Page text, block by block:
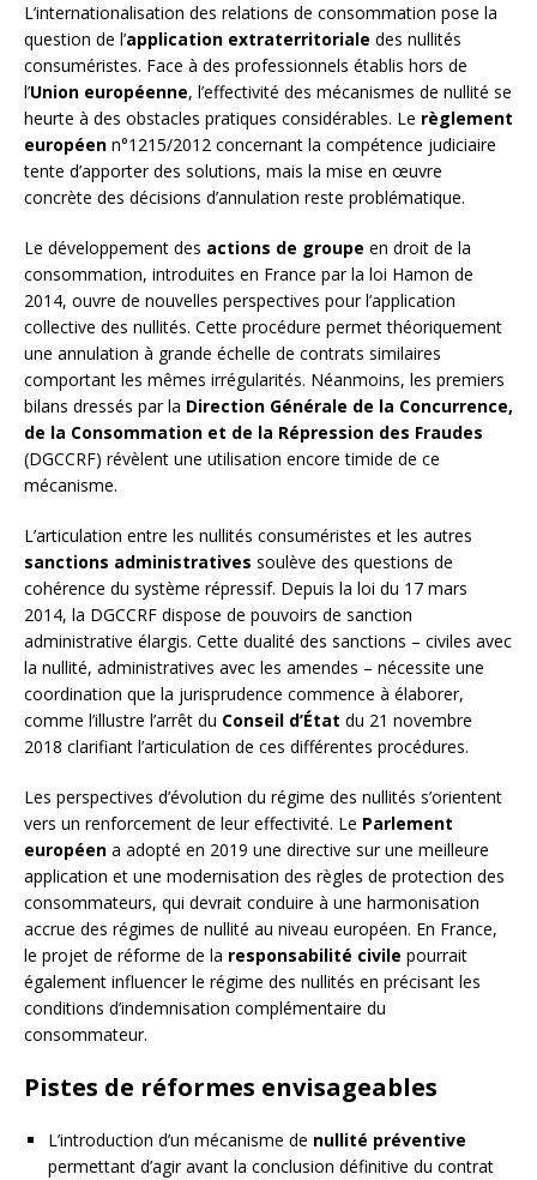
L’internationalisation des relations de consommation pose la
question de l’application extraterritoriale des nullités
consuméristes. Face à des professionnels établis hors de
l’Union européenne, l’effectivité des mécanismes de nullité se
heurte à des obstacles pratiques considérables. Le règlement
européen n°1215/2012 concernant la compétence judiciaire
tente d’apporter des solutions, mais la mise en œuvre
concrète des décisions d’annulation reste problématique.
Le développement des actions de groupe en droit de la
consommation, introduites en France par la loi Hamon de
2014, ouvre de nouvelles perspectives pour l’application
collective des nullités. Cette procédure permet théoriquement
une annulation à grande échelle de contrats similaires
comportant les mêmes irrégularités. Néanmoins, les premiers
bilans dressés par la Direction Générale de la Concurrence,
de la Consommation et de la Répression des Fraudes
(DGCCRF) révèlent une utilisation encore timide de ce
mécanisme.
L’articulation entre les nullités consuméristes et les autres
sanctions administratives soulève des questions de
cohérence du système répressif. Depuis la loi du 17 mars
2014, la DGCCRF dispose de pouvoirs de sanction
administrative élargis. Cette dualité des sanctions – civiles avec
la nullité, administratives avec les amendes – nécessite une
coordination que la jurisprudence commence à élaborer,
comme l’illustre l’arrêt du Conseil d’État du 21 novembre
2018 clarifiant l’articulation de ces différentes procédures.
Les perspectives d’évolution du régime des nullités s’orientent
vers un renforcement de leur effectivité. Le Parlement
européen a adopté en 2019 une directive sur une meilleure
application et une modernisation des règles de protection des
consommateurs, qui devrait conduire à une harmonisation
accrue des régimes de nullité au niveau européen. En France,
le projet de réforme de la responsabilité civile pourrait
également influencer le régime des nullités en précisant les
conditions d’indemnisation complémentaire du
consommateur.
Pistes de réformes envisageables
L’introduction d’un mécanisme de nullité préventive
permettant d’agir avant la conclusion définitive du contrat